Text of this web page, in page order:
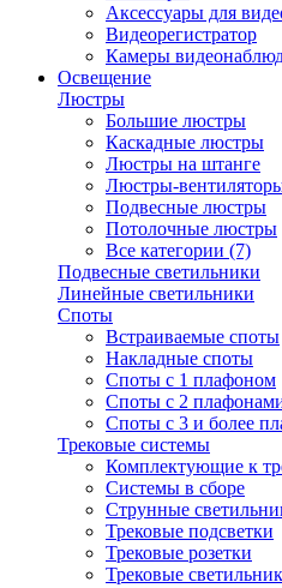
Аксессуары для
Видеорегистратор
Камеры
Освещение
Люстры
Большие люстры
Каскадные люстры
Люстры на штанге
Люстры-
Подвесные люстры
Потолочные люстры
Все категории (7)
Подвесные светильники
Линейные светильники
Споты
Встраиваемые споты
Накладные споты
Споты с 1 плафоном
Споты с 2
Споты с 3 и более
Трековые системы
Комплектующие к
Системы в сборе
Струнные
Трековые подсветки
Трековые розетки
Трековые